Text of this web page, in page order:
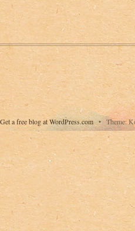
Get a free blog at WordPress.com • Theme: